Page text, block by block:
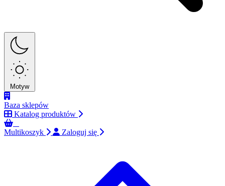
Motyw
Baza sklepów
Katalog produktów
Multikoszyk
Zaloguj się